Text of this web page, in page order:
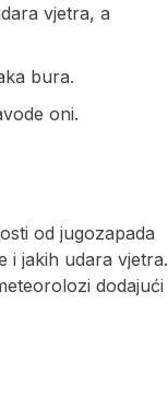
vjetra, a
bura.
oni.
od jugozapada
i jakih udara vjetra.
dodajući